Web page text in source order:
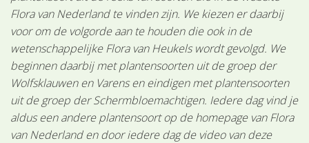
Flora van Nederland te vinden zijn. We kiezen er daarbij
voor om de volgorde aan te houden die ook in de
wetenschappelijke Flora van Heukels wordt gevolgd. We
beginnen daarbij met plantensoorten uit de groep der
Wolfsklauwen en Varens en eindigen met plantensoorten
uit de groep der Schermbloemachtigen. Iedere dag vind je
aldus een andere plantensoort op de homepage van Flora
van Nederland en door iedere dag de video van deze